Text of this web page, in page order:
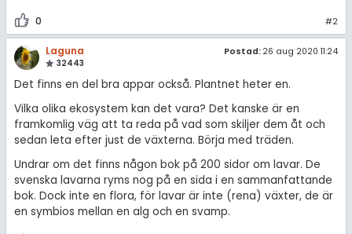
0 #2
Laguna
32443
Postad: 26 aug 2020 11:24
Det finns en del bra appar också. Plantnet heter en.
Vilka olika ekosystem kan det vara? Det kanske är en
framkomlig väg att ta reda på vad som skiljer dem åt och
sedan leta efter just de växterna. Börja med träden.
Undrar om det finns någon bok på 200 sidor om lavar. De
svenska lavarna ryms nog på en sida i en sammanfattande
bok. Dock inte en flora, för lavar är inte (rena) växter, de är
en symbios mellan en alg och en svamp.